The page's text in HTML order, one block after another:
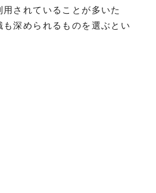
されていることが多いた
深められるものを選ぶとい